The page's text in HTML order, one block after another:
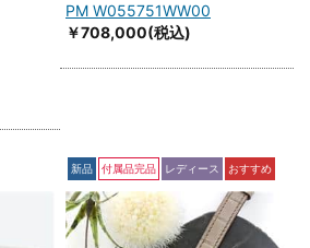
PM W055751WW00
￥708,000(税込)
新品 付属品完品 レディース おすすめ